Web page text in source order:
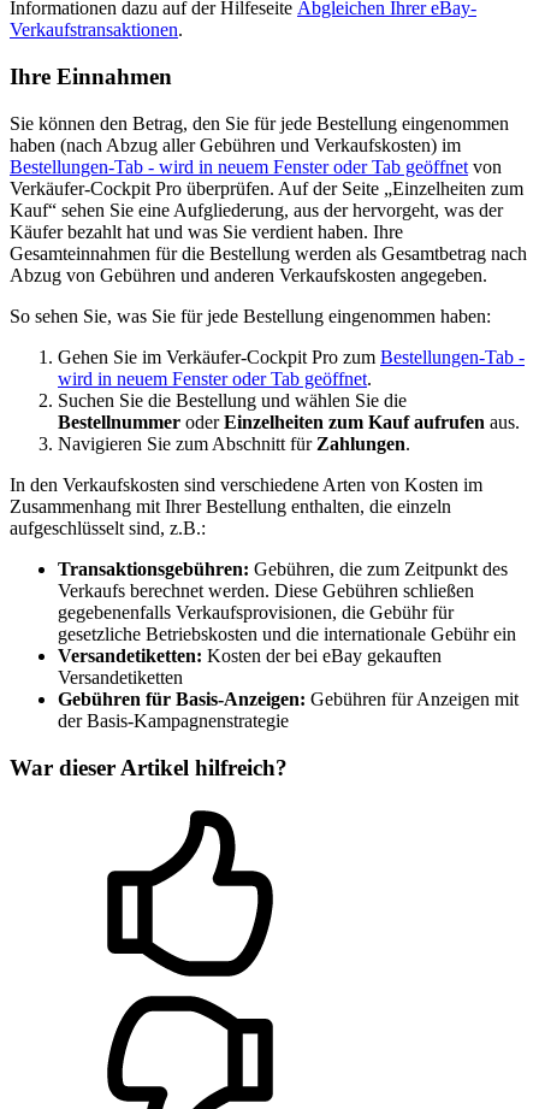
Informationen dazu auf der Hilfeseite Abgleichen Ihrer eBay-
Verkaufstransaktionen.
Ihre Einnahmen
Sie können den Betrag, den Sie für jede Bestellung eingenommen
haben (nach Abzug aller Gebühren und Verkaufskosten) im
Bestellungen-Tab - wird in neuem Fenster oder Tab geöffnet von
Verkäufer-Cockpit Pro überprüfen. Auf der Seite „Einzelheiten zum
Kauf“ sehen Sie eine Aufgliederung, aus der hervorgeht, was der
Käufer bezahlt hat und was Sie verdient haben. Ihre
Gesamteinnahmen für die Bestellung werden als Gesamtbetrag nach
Abzug von Gebühren und anderen Verkaufskosten angegeben.
So sehen Sie, was Sie für jede Bestellung eingenommen haben:
Gehen Sie im Verkäufer-Cockpit Pro zum Bestellungen-Tab -
wird in neuem Fenster oder Tab geöffnet.
Suchen Sie die Bestellung und wählen Sie die
Bestellnummer oderEinzelheiten zum Kauf aufrufen aus.
Navigieren Sie zum Abschnitt für Zahlungen.
In den Verkaufskosten sind verschiedene Arten von Kosten im
Zusammenhang mit Ihrer Bestellung enthalten, die einzeln
aufgeschlüsselt sind, z.B.:
Transaktionsgebühren: Gebühren, die zum Zeitpunkt des
Verkaufs berechnet werden. Diese Gebühren schließen
gegebenenfalls Verkaufsprovisionen, die Gebühr für
gesetzliche Betriebskosten und die internationale Gebühr ein
Versandetiketten: Kosten der bei eBay gekauften
Versandetiketten
Gebühren für Basis-Anzeigen: Gebühren für Anzeigen mit
der Basis-Kampagnenstrategie
War dieser Artikel hilfreich?